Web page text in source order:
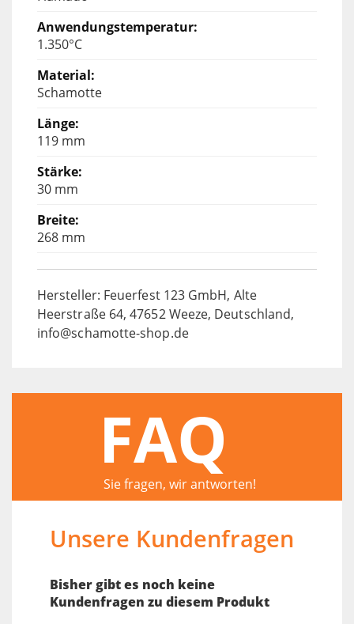
1.350°C
Schamotte
119 mm
30 mm
268 mm
Hersteller: Feuerfest 123 GmbH, Alte
Heerstraße 64, 47652 Weeze, Deutschland,
info@schamotte-shop.de
FAQ
Sie fragen, wir antworten!
Unsere Kundenfragen
Bisher gibt es noch keine
Kundenfragen zu diesem Produkt